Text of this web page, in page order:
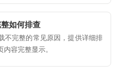
如何排查
不完整的常见原因，提供详细排
容完整显示。